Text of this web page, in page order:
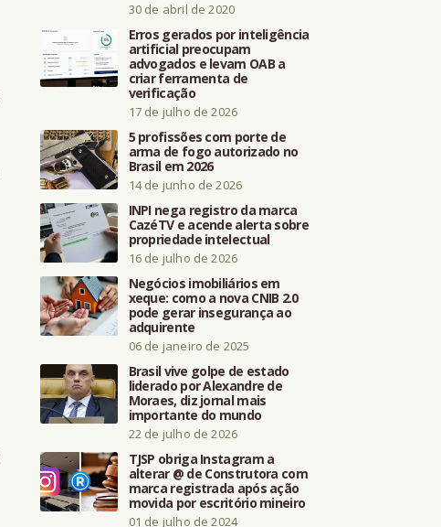
30 de abril de 2020
Erros gerados por inteligência
artificial preocupam
advogados e levam OAB a
criar ferramenta de
verificação
17 de julho de 2026
5 profissões com porte de
arma de fogo autorizado no
Brasil em 2026
14 de junho de 2026
INPI nega registro da marca
CazéTV e acende alerta sobre
propriedade intelectual
16 de julho de 2026
Negócios imobiliários em
xeque: como a nova CNIB 2.0
pode gerar insegurança ao
adquirente
06 de janeiro de 2025
Brasil vive golpe de estado
liderado por Alexandre de
Moraes, diz jornal mais
importante do mundo
22 de julho de 2026
TJSP obriga Instagram a
alterar @ de Construtora com
marca registrada após ação
movida por escritório mineiro
01 de julho de 2024